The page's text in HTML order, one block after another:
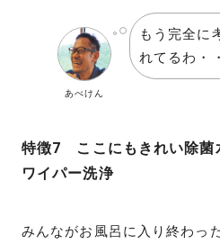
あべけん
もう完全に
れてるわ・
特徴7 ここにもきれい除
ワイパー洗浄
みんながお風呂に入り終わっ